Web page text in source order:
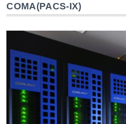
COMA(PACS-IX)